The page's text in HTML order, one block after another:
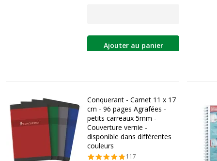
Ajouter au panier
Conquerant - Carnet 11 x 17
cm - 96 pages Agrafées -
petits carreaux 5mm -
Couverture vernie -
disponible dans différentes
couleurs
117